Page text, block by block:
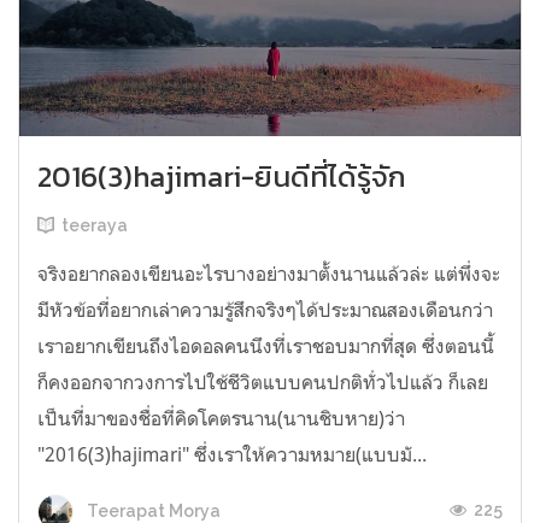
2016(3)hajimari-ยินดีที่ได้รู้จัก
teeraya
จริงอยากลองเขียนอะไรบางอย่างมาตั้งนานแล้วล่ะ แต่พึ่งจะ
มีหัวข้อที่อยากเล่าความรู้สึกจริงๆได้ประมาณสองเดือนกว่า
เราอยากเขียนถึงไอดอลคนนึงที่เราชอบมากที่สุด ซึ่งตอนนี้
ก็คงออกจากวงการไปใช้ชีวิตแบบคนปกติทั่วไปแล้ว ก็เลย
เป็นที่มาของชื่อที่คิดโคตรนาน(นานชิบหาย)ว่า
"2016(3)hajimari" ซึ่งเราให้ความหมาย(แบบมั...
Teerapat Morya 225